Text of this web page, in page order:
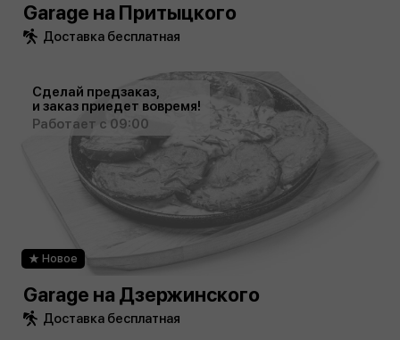
Garage на Притыцкого
Доставка бесплатная
Сделай предзаказ,
и заказ приедет вовремя!
Работает с 09:00
Новое
Garage на Дзержинского
Доставка бесплатная